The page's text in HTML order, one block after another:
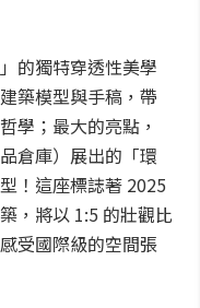
的獨特穿透性美學
築模型與手稿，帶
學；最大的亮點，
倉庫）展出的「環
！這座標誌著 2025
，將以 1:5 的壯觀比
受國際級的空間張